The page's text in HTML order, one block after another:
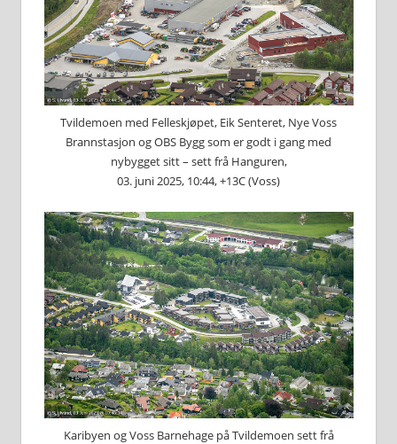
Tvildemoen med Felleskjøpet, Eik Senteret, Nye Voss
Brannstasjon og OBS Bygg som er godt i gang med
nybygget sitt – sett frå Hanguren,
03. juni 2025, 10:44, +13C (Voss)
Karibyen og Voss Barnehage på Tvildemoen sett frå